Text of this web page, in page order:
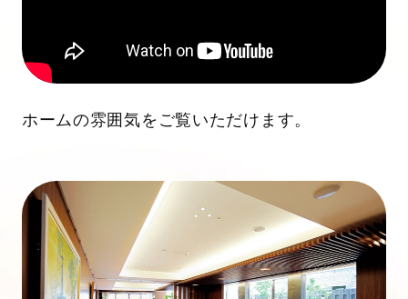
ホームの雰囲気をご覧いただけます。